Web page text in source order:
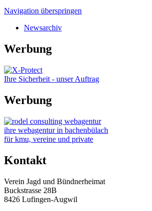
Navigation überspringen
Newsarchiv
Werbung
Ihre Sicherheit - unser Auftrag
Werbung
ihre webagentur in bachenbülach
für kmu, vereine und private
Kontakt
Verein Jagd und Bündnerheimat
Buckstrasse 28B
8426 Lufingen-Augwil